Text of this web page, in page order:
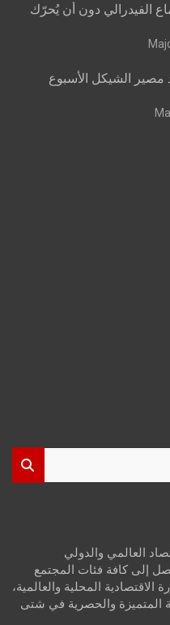
الفيدرالي دون أن يُحرّك
مصير الشيكل الأسبوع
العالمي والدولي
إلى كافة فئات المجتمع
المحلية والعالمية،
المتميزة والحصرية في شتى